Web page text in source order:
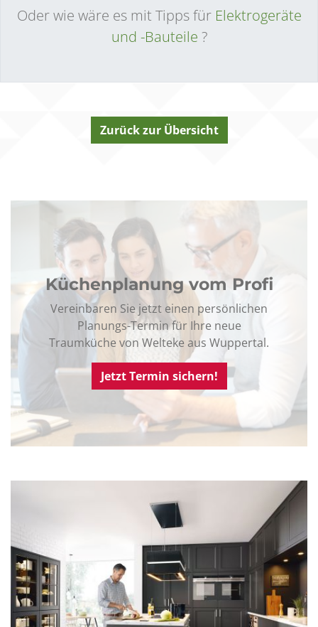
Oder wie wäre es mit Tipps für Elektrogeräte
und -Bauteile ?
Zurück zur Übersicht
Küchenplanung vom Profi
Vereinbaren Sie jetzt einen persönlichen
Planungs-Termin für Ihre neue
Traumküche von Welteke aus Wuppertal.
Jetzt Termin sichern!